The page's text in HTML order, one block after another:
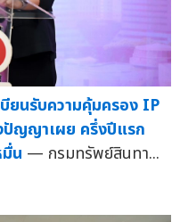
ยนรับความคุ้มครอง IP
ปัญญาเผย ครึ่งปีแรก
น — กรมทรัพย์สินทา...